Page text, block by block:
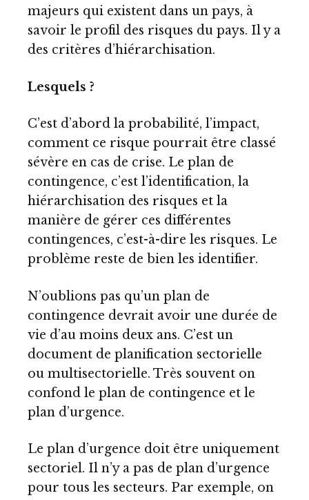
majeurs qui existent dans un pays, à
savoir le profil des risques du pays. Il y a
des critères d’hiérarchisation.
Lesquels ?
C’est d’abord la probabilité, l’impact,
comment ce risque pourrait être classé
sévère en cas de crise. Le plan de
contingence, c’est l’identification, la
hiérarchisation des risques et la
manière de gérer ces différentes
contingences, c’est-à-dire les risques. Le
problème reste de bien les identifier.
N’oublions pas qu’un plan de
contingence devrait avoir une durée de
vie d’au moins deux ans. C’est un
document de planification sectorielle
ou multisectorielle. Très souvent on
confond le plan de contingence et le
plan d’urgence.
Le plan d’urgence doit être uniquement
sectoriel. Il n’y a pas de plan d’urgence
pour tous les secteurs. Par exemple, on